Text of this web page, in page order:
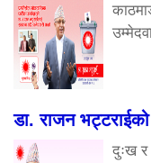
डा. राजन भट्टराईको
दुःख र